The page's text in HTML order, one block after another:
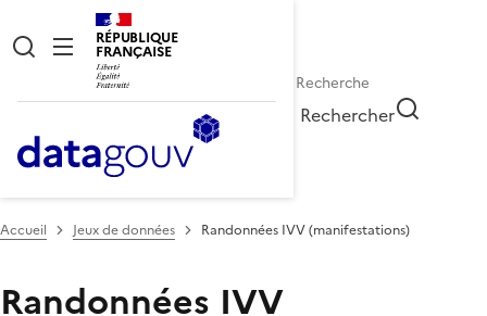
RÉPUBLIQUE
FRANÇAISE
Rechercher
Accueil Jeux de données Randonnées IVV (manifestations)
Randonnées IVV